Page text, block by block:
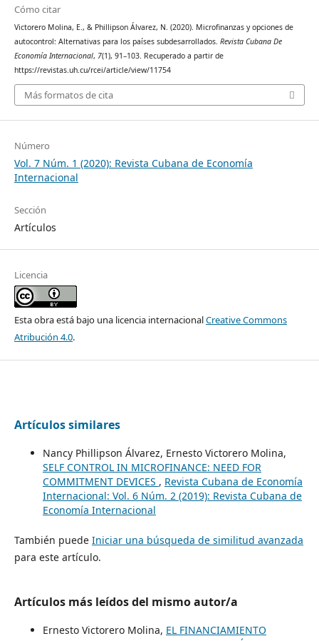
Cómo citar
Victorero Molina, E., & Phillipson Álvarez, N. (2020). Microfinanzas y opciones de
autocontrol: Alternativas para los países subdesarrollados. Revista Cubana De
Economía Internacional, 7(1), 91–103. Recuperado a partir de
https://revistas.uh.cu/rcei/article/view/11754
Más formatos de cita
Número
Vol. 7 Núm. 1 (2020): Revista Cubana de Economía
Internacional
Sección
Artículos
Licencia
Esta obra está bajo una licencia internacionalCreative Commons
Atribución 4.0.
Artículos similares
Nancy Phillipson Álvarez, Ernesto Victorero Molina,
SELF CONTROL IN MICROFINANCE: NEED FOR
COMMITMENT DEVICES , Revista Cubana de Economía
Internacional: Vol. 6 Núm. 2 (2019): Revista Cubana de
Economía Internacional
También puede Iniciar una búsqueda de similitud avanzada
para este artículo.
Artículos más leídos del mismo autor/a
Ernesto Victorero Molina, EL FINANCIAMIENTO